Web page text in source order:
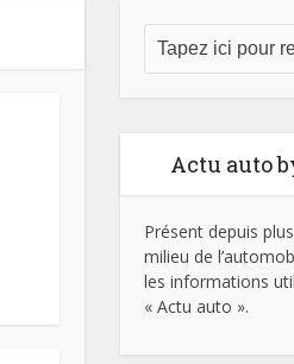
Actu auto
Présent depuis
milieu de
les informations
« Actu auto ».